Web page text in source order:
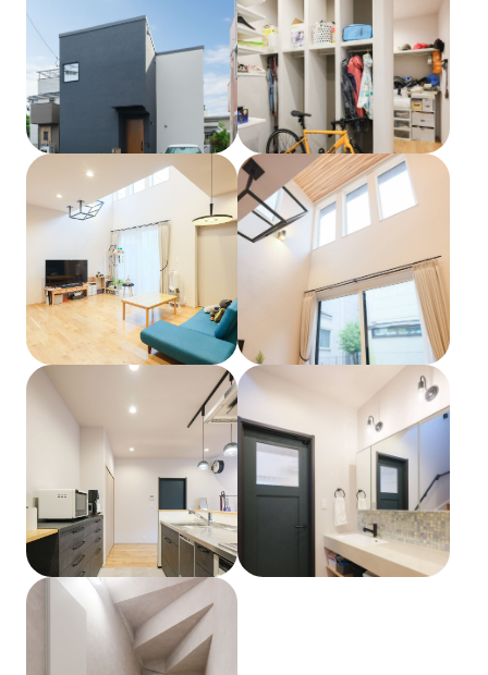
カタログ請求
来場予約
イベント情報
お問い合わせ
プライバシーポリシー
カスタマーハラスメントポリシー